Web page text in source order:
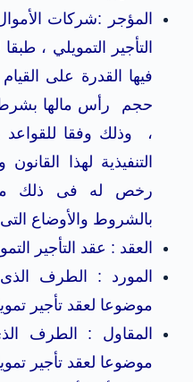
المؤجر :شركات
التأجير التمويلي ،
فيها القدرة على
حجم رأس مالها
، وذلك وفقا للقواعد
التنفيذية لهذا القانون
رخص له فى ذلك
بالشروط والأوضاع
العقد : عقد التأجير
المورد : الطرف
موضوعا لعقد تأجير
المقاول : الطرف
موضوعا لعقد تأجير